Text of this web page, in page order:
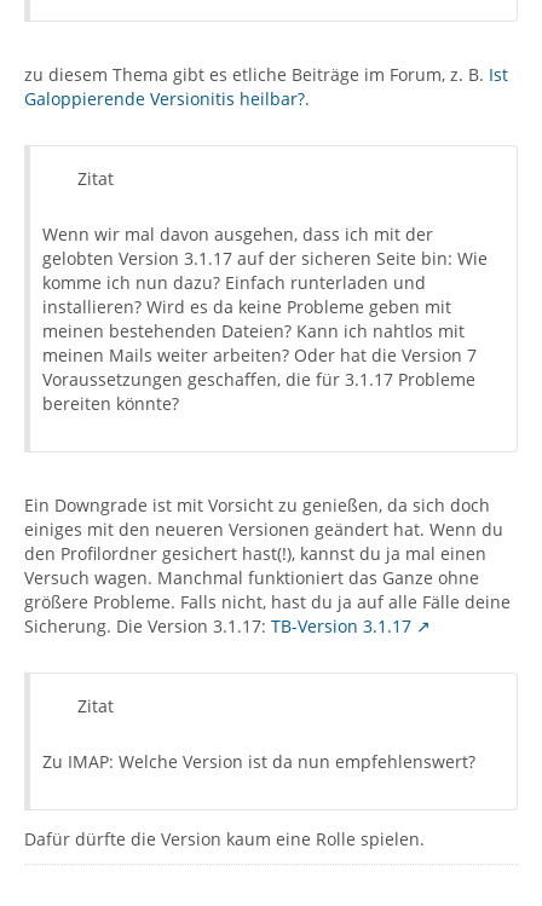
zu diesem Thema gibt es etliche Beiträge im Forum, z. B. Ist
Galoppierende Versionitis heilbar?.
Zitat
Wenn wir mal davon ausgehen, dass ich mit der
gelobten Version 3.1.17 auf der sicheren Seite bin: Wie
komme ich nun dazu? Einfach runterladen und
installieren? Wird es da keine Probleme geben mit
meinen bestehenden Dateien? Kann ich nahtlos mit
meinen Mails weiter arbeiten? Oder hat die Version 7
Voraussetzungen geschaffen, die für 3.1.17 Probleme
bereiten könnte?
Ein Downgrade ist mit Vorsicht zu genießen, da sich doch
einiges mit den neueren Versionen geändert hat. Wenn du
den Profilordner gesichert hast(!), kannst du ja mal einen
Versuch wagen. Manchmal funktioniert das Ganze ohne
größere Probleme. Falls nicht, hast du ja auf alle Fälle deine
Sicherung. Die Version 3.1.17: TB-Version 3.1.17
Zitat
Zu IMAP: Welche Version ist da nun empfehlenswert?
Dafür dürfte die Version kaum eine Rolle spielen.